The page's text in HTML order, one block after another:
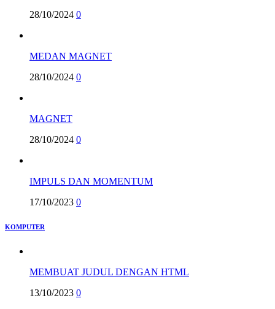
28/10/2024 0
MEDAN MAGNET
28/10/2024 0
MAGNET
28/10/2024 0
IMPULS DAN MOMENTUM
17/10/2023 0
KOMPUTER
MEMBUAT JUDUL DENGAN HTML
13/10/2023 0